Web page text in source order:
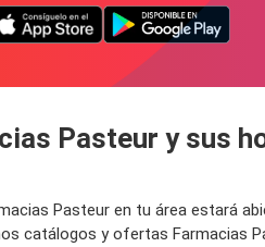
Pasteur y sus
Pasteur en tu área estará
catálogos y ofertas Farmacias